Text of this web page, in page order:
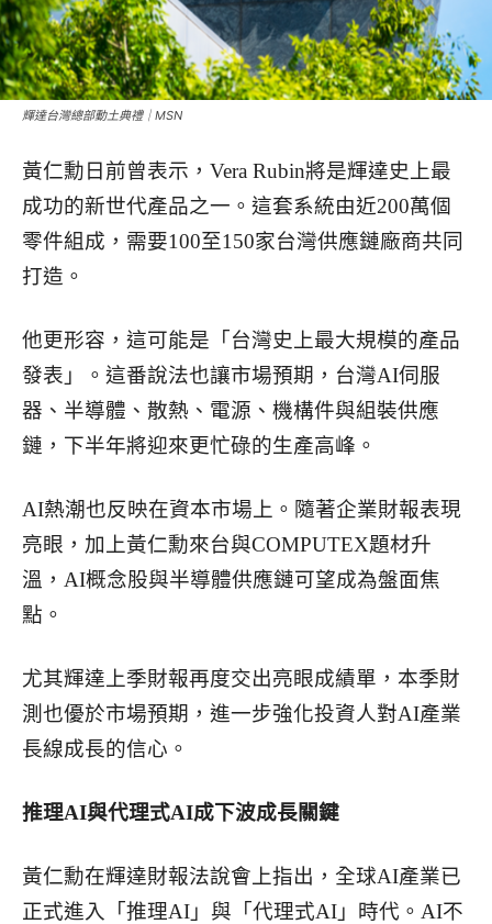
輝達台灣總部動土典禮｜MSN
黃仁勳日前曾表示，Vera Rubin將是輝達史上最
成功的新世代產品之一。這套系統由近200萬個
零件組成，需要100至150家台灣供應鏈廠商共同
打造。
他更形容，這可能是「台灣史上最大規模的產品
發表」。這番說法也讓市場預期，台灣AI伺服
器、半導體、散熱、電源、機構件與組裝供應
鏈，下半年將迎來更忙碌的生產高峰。
AI熱潮也反映在資本市場上。隨著企業財報表現
亮眼，加上黃仁勳來台與COMPUTEX題材升
溫，AI概念股與半導體供應鏈可望成為盤面焦
點。
尤其輝達上季財報再度交出亮眼成績單，本季財
測也優於市場預期，進一步強化投資人對AI產業
長線成長的信心。
推理AI與代理式AI成下波成長關鍵
黃仁勳在輝達財報法說會上指出，全球AI產業已
正式進入「推理AI」與「代理式AI」時代。AI不